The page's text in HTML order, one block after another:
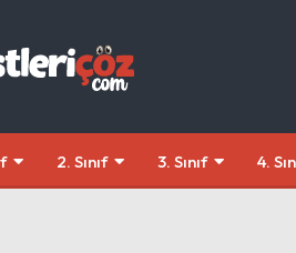
2. Sınıf 3. Sınıf 4.